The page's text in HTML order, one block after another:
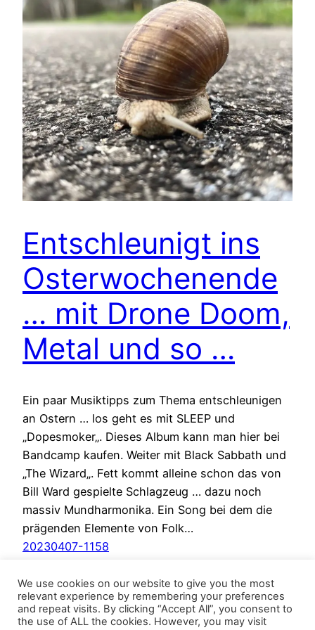
Entschleunigt ins
Osterwochenende
… mit Drone Doom,
Metal und so …
Ein paar Musiktipps zum Thema entschleunigen
an Ostern … los geht es mit SLEEP und
„Dopesmoker„. Dieses Album kann man hier bei
Bandcamp kaufen. Weiter mit Black Sabbath und
„The Wizard„. Fett kommt alleine schon das von
Bill Ward gespielte Schlagzeug … dazu noch
massiv Mundharmonika. Ein Song bei dem die
prägenden Elemente von Folk…
20230407-1158
We use cookies on our website to give you the most
relevant experience by remembering your preferences
and repeat visits. By clicking “Accept All”, you consent to
the use of ALL the cookies. However, you may visit